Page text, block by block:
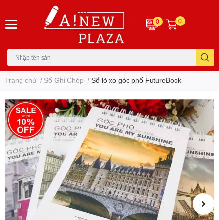
0 0
Trang chủ / Sổ Ghi Chép / Sổ lò xo góc phố FutureBook